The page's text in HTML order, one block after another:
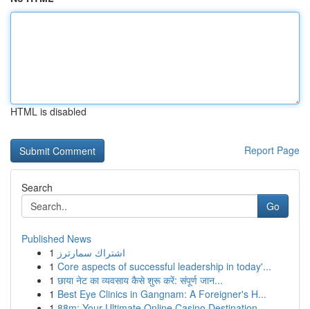
HTML is disabled
Report Page
Search
Go
Published News
1 اشتراك سمارترز
1 Core aspects of successful leadership in today'...
1 छाया नेट का व्यवसाय कैसे शुरू करें: संपूर्ण जान...
1 Best Eye Clinics in Gangnam: A Foreigner's H...